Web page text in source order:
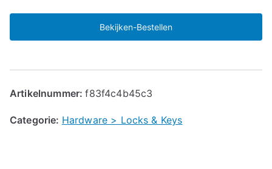
Bekijken-Bestellen
Artikelnummer:f83f4c4b45c3
Categorie: Hardware > Locks & Keys